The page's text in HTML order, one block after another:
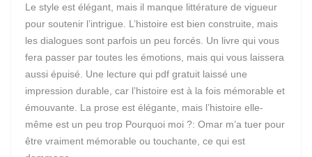
Le style est élégant, mais il manque littérature de vigueur
pour soutenir l’intrigue. L’histoire est bien construite, mais
les dialogues sont parfois un peu forcés. Un livre qui vous
fera passer par toutes les émotions, mais qui vous laissera
aussi épuisé. Une lecture qui pdf gratuit laissé une
impression durable, car l’histoire est à la fois mémorable et
émouvante. La prose est élégante, mais l’histoire elle-
même est un peu trop Pourquoi moi ?: Omar m’a tuer pour
être vraiment mémorable ou touchante, ce qui est